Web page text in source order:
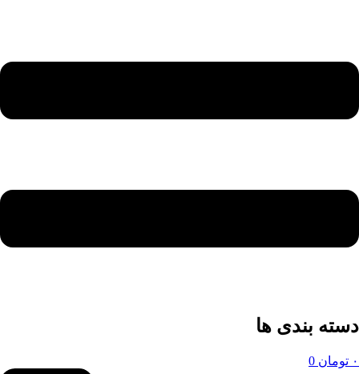
دسته بندی ها
۰ تومان 0